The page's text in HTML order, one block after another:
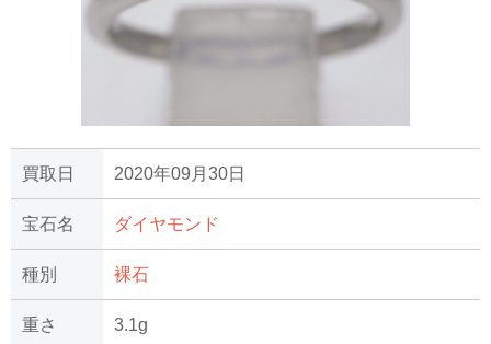
買取日 2020年09月30日
宝石名 ダイヤモンド
種別 裸石
重さ 3.1g